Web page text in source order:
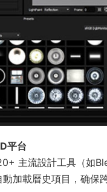
平台​
主流設計工具​（如
加載曆史項目，确保